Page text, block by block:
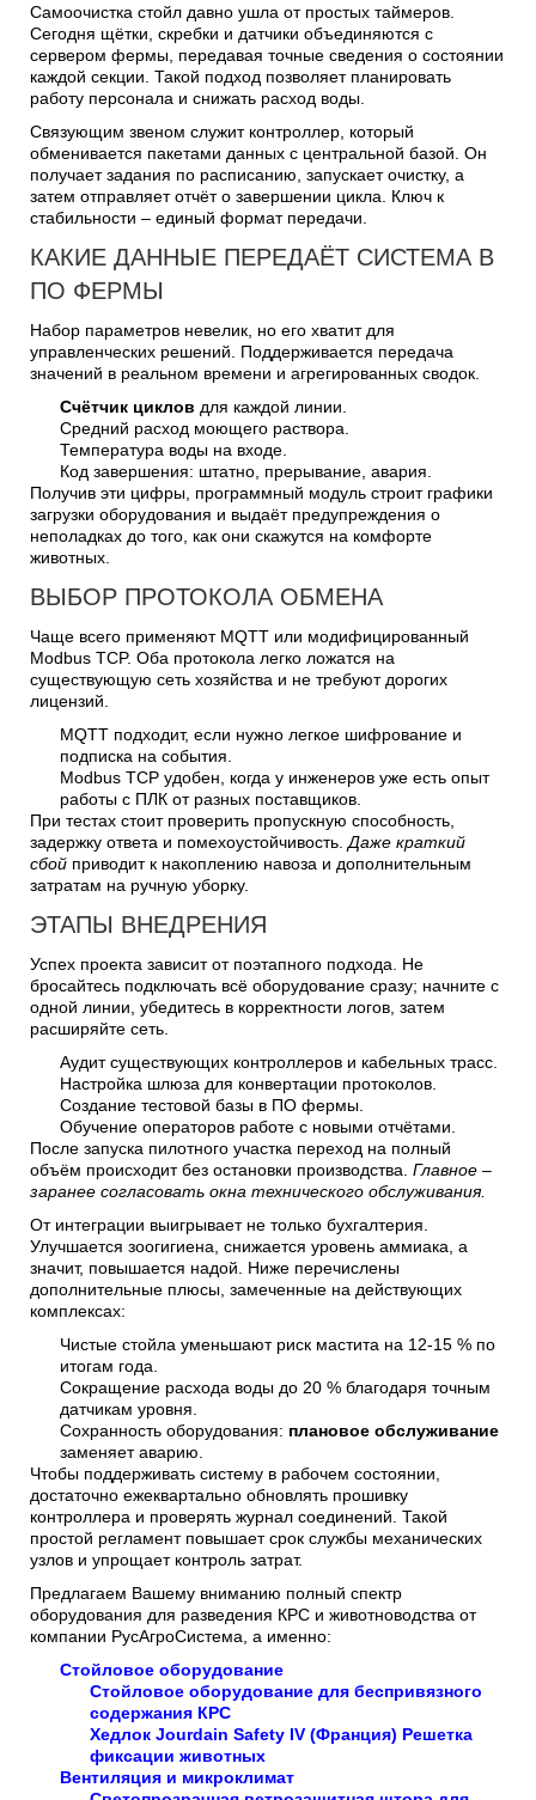
Самоочистка стойл давно ушла от простых таймеров.
Сегодня щётки, скребки и датчики объединяются с
сервером фермы, передавая точные сведения о состоянии
каждой секции. Такой подход позволяет планировать
работу персонала и снижать расход воды.
Связующим звеном служит контроллер, который
обменивается пакетами данных с центральной базой. Он
получает задания по расписанию, запускает очистку, а
затем отправляет отчёт о завершении цикла. Ключ к
стабильности – единый формат передачи.
КАКИЕ ДАННЫЕ ПЕРЕДАЁТ СИСТЕМА В
ПО ФЕРМЫ
Набор параметров невелик, но его хватит для
управленческих решений. Поддерживается передача
значений в реальном времени и агрегированных сводок.
Счётчик циклов для каждой линии.
Средний расход моющего раствора.
Температура воды на входе.
Код завершения: штатно, прерывание, авария.
Получив эти цифры, программный модуль строит графики
загрузки оборудования и выдаёт предупреждения о
неполадках до того, как они скажутся на комфорте
животных.
ВЫБОР ПРОТОКОЛА ОБМЕНА
Чаще всего применяют MQTT или модифицированный
Modbus TCP. Оба протокола легко ложатся на
существующую сеть хозяйства и не требуют дорогих
лицензий.
MQTT подходит, если нужно легкое шифрование и
подписка на события.
Modbus TCP удобен, когда у инженеров уже есть опыт
работы с ПЛК от разных поставщиков.
При тестах стоит проверить пропускную способность,
задержку ответа и помехоустойчивость. Даже краткий
сбой приводит к накоплению навоза и дополнительным
затратам на ручную уборку.
ЭТАПЫ ВНЕДРЕНИЯ
Успех проекта зависит от поэтапного подхода. Не
бросайтесь подключать всё оборудование сразу; начните с
одной линии, убедитесь в корректности логов, затем
расширяйте сеть.
Аудит существующих контроллеров и кабельных трасс.
Настройка шлюза для конвертации протоколов.
Создание тестовой базы в ПО фермы.
Обучение операторов работе с новыми отчётами.
После запуска пилотного участка переход на полный
объём происходит без остановки производства. Главное –
заранее согласовать окна технического обслуживания.
От интеграции выигрывает не только бухгалтерия.
Улучшается зоогигиена, снижается уровень аммиака, а
значит, повышается надой. Ниже перечислены
дополнительные плюсы, замеченные на действующих
комплексах:
Чистые стойла уменьшают риск мастита на 12-15 % по
итогам года.
Сокращение расхода воды до 20 % благодаря точным
датчикам уровня.
Сохранность оборудования: плановое обслуживание
заменяет аварию.
Чтобы поддерживать систему в рабочем состоянии,
достаточно ежеквартально обновлять прошивку
контроллера и проверять журнал соединений. Такой
простой регламент повышает срок службы механических
узлов и упрощает контроль затрат.
Предлагаем Вашему вниманию полный спектр
оборудования для разведения КРС и животноводства от
компании РусАгроСистема, а именно:
Стойловое оборудование
Стойловое оборудование для беспривязного
содержания КРС
Хедлок Jourdain Safety IV (Франция) Решетка
фиксации животных
Вентиляция и микроклимат